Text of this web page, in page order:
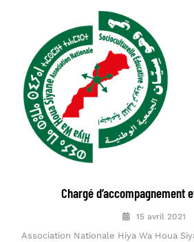
Chargé d’accompagnement
15 avril 2021
Association Nationale Hiya Wa Houa